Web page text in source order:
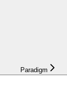
Paradigm